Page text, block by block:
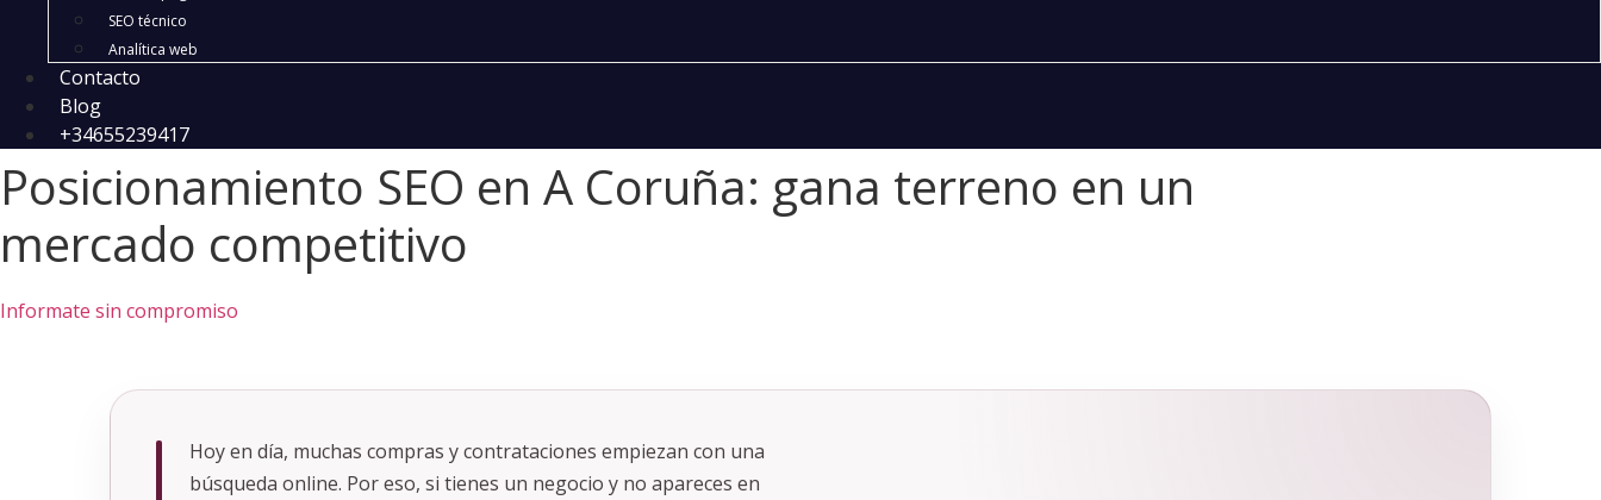
SEO técnico
Analítica web
Contacto
Blog
+34655239417
Posicionamiento SEO en A Coruña: gana terreno en un
mercado competitivo
Informate sin compromiso
Hoy en día, muchas compras y contrataciones empiezan con una
búsqueda online. Por eso, si tienes un negocio y no apareces en